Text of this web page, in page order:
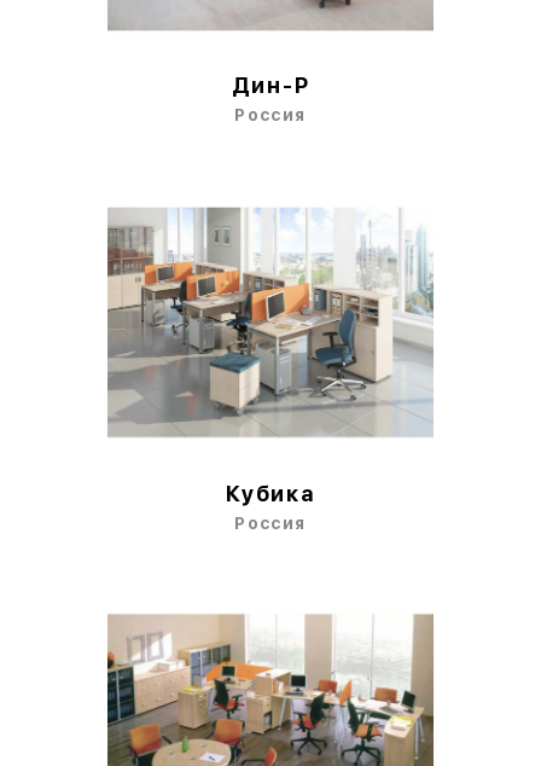
Дин-Р
Россия
Кубика
Россия